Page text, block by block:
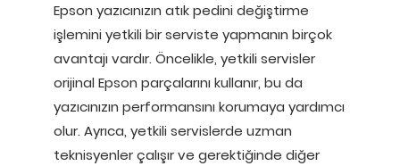
Epson yazıcınızın atık pedini değiştirme
işlemini yetkili bir serviste yapmanın birçok
avantajı vardır. Öncelikle, yetkili servisler
orijinal Epson parçalarını kullanır, bu da
yazıcınızın performansını korumaya yardımcı
olur. Ayrıca, yetkili servislerde uzman
teknisyenler çalışır ve gerektiğinde diğer